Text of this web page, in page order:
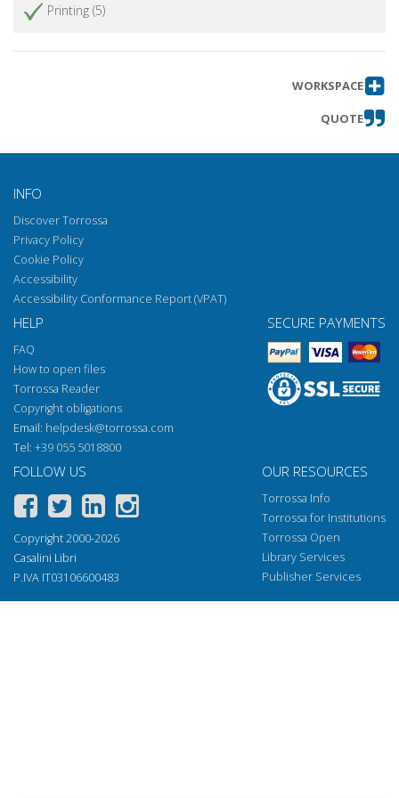
Printing (5)
WORKSPACE
QUOTE
INFO
Discover Torrossa
Privacy Policy
Cookie Policy
Accessibility
Accessibility Conformance Report (VPAT)
HELP
FAQ
How to open files
Torrossa Reader
Copyright obligations
Email: helpdesk@torrossa.com
Tel: +39 055 5018800
SECURE PAYMENTS
FOLLOW US
Copyright 2000-2026
Casalini Libri
P.IVA IT03106600483
OUR RESOURCES
Torrossa Info
Torrossa for Institutions
Torrossa Open
Library Services
Publisher Services